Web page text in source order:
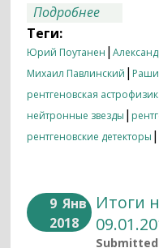
Подробнее
Теги:
Юрий Поутанен |
Михаил Павлинский |
рентгеновская
нейтронные звезды |
рентгеновские детекторы |
9 Янв
2018
Итоги